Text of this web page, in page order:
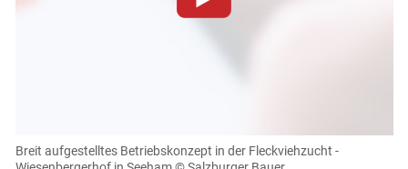
einsehen und korrigieren
Breit aufgestelltes Betriebskonzept in der Fleckviehzucht -